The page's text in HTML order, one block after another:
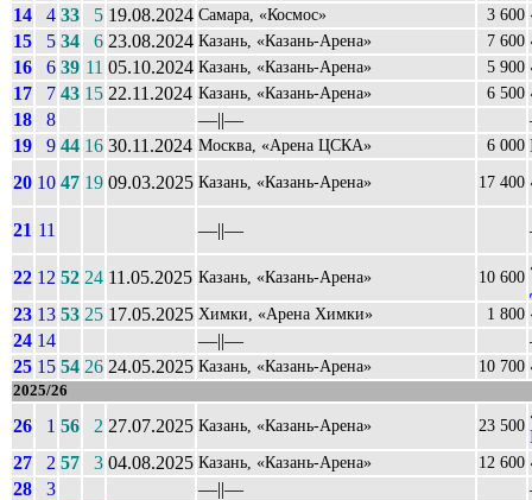
14 4 33 5 19.08.2024 Самара, «Космос» 3 600
15
5 34 6 23.08.2024 Казань, «Казань-Арена» 7 600
16
6 39 11 05.10.2024 Казань, «Казань-Арена» 5 900
17
7 43 15 22.11.2024 Казань, «Казань-Арена» 6 500
18
8 ––||––
19
9 44 16 30.11.2024 Москва, «Арена ЦСКА» 6 000
20 10 47 19 09.03.2025 Казань, «Казань-Арена» 17 400
21 11 ––||––
22 12 52 24 11.05.2025 Казань, «Казань-Арена» 10 600
23 13 53 25 17.05.2025 Химки, «Арена Химки» 1 800
24 14 ––||––
25 15 54 26 24.05.2025 Казань, «Казань-Арена» 10 700
2025/26
26 1 56 2 27.07.2025 Казань, «Казань-Арена» 23 500
27
2 57 3 04.08.2025 Казань, «Казань-Арена» 12 600
28
3 ––||––